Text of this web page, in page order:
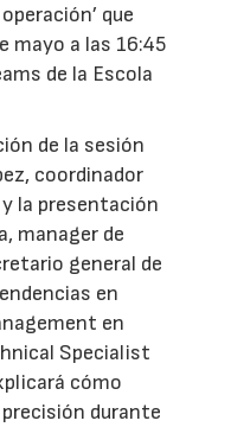
que
mayo a las 16:45
de la Escola
de la sesión
coordinador
y la presentación
manager de
general de
en
en
Specialist
cómo
durante